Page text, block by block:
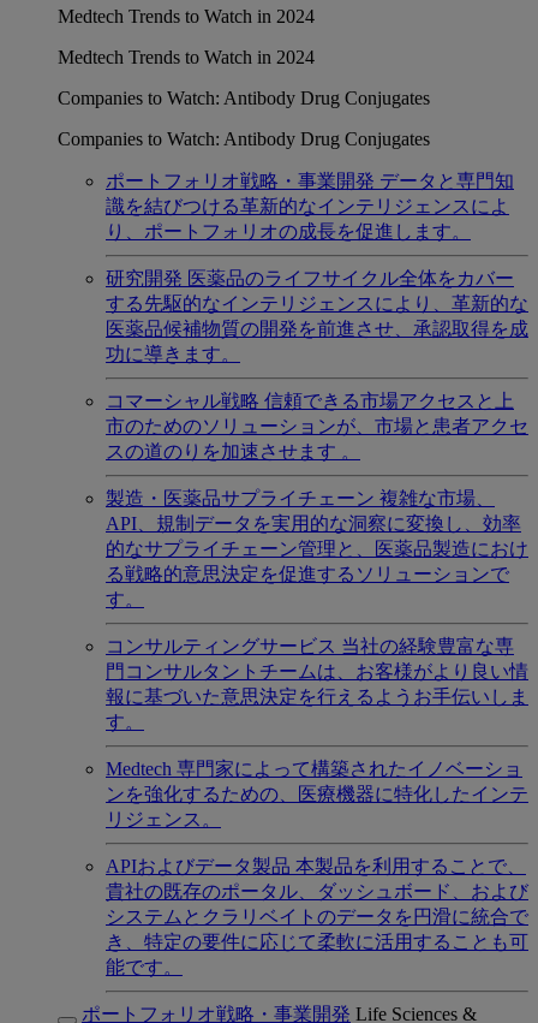
Medtech Trends to Watch in 2024
Medtech Trends to Watch in 2024
Companies to Watch: Antibody Drug Conjugates
Companies to Watch: Antibody Drug Conjugates
ポートフォリオ戦略・事業開発 データと専門知
識を結びつける革新的なインテリジェンスによ
り、ポートフォリオの成長を促進します。
研究開発 医薬品のライフサイクル全体をカバー
する先駆的なインテリジェンスにより、革新的な
医薬品候補物質の開発を前進させ、承認取得を成
功に導きます。
コマーシャル戦略 信頼できる市場アクセスと上
市のためのソリューションが、市場と患者アクセ
スの道のりを加速させます 。
製造・医薬品サプライチェーン 複雑な市場、
API、規制データを実用的な洞察に変換し、効率
的なサプライチェーン管理と、医薬品製造におけ
る戦略的意思決定を促進するソリューションで
す。
コンサルティングサービス 当社の経験豊富な専
門コンサルタントチームは、お客様がより良い情
報に基づいた意思決定を行えるようお手伝いしま
す。
Medtech 専門家によって構築されたイノベーショ
ンを強化するための、医療機器に特化したインテ
リジェンス。
APIおよびデータ製品 本製品を利用することで、
貴社の既存のポータル、ダッシュボード、および
システムとクラリベイトのデータを円滑に統合で
き、特定の要件に応じて柔軟に活用することも可
能です。
ポートフォリオ戦略・事業開発 Life Sciences &